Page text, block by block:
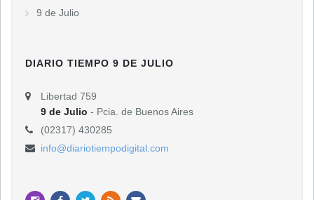
9 de Julio
DIARIO TIEMPO 9 DE JULIO
Libertad 759
9 de Julio - Pcia. de Buenos Aires
(02317) 430285
info@diariotiempodigital.com